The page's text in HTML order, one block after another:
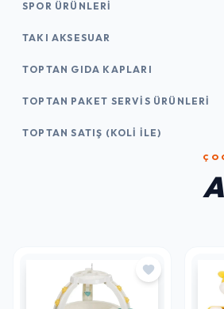
SPOR ÜRÜNLERI
TAKI AKSESUAR
TOPTAN GIDA KAPLARI
TOPTAN PAKET SERVIS ÜRÜNLERI
TOPTAN SATIŞ (KOLI İLE)